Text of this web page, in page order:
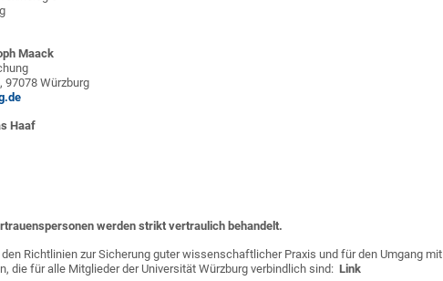
Maack
97078 Würzburg
Haaf
werden strikt vertraulich behandelt.
Richtlinien zur Sicherung guter wissenschaftlicher Praxis und für den Umgang mit
die für alle Mitglieder der Universität Würzburg verbindlich sind: Link